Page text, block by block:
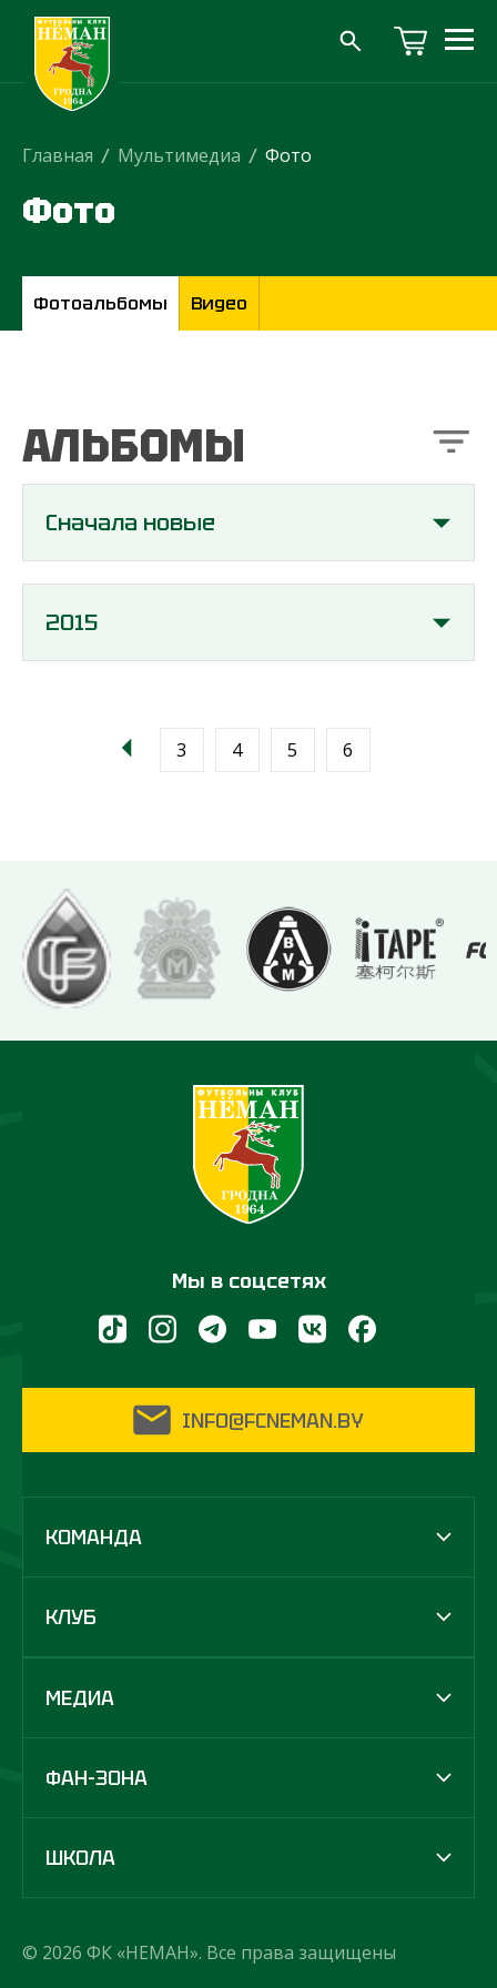
Главная / Мультимедиа / Фото
Фото
Фотоальбомы Видео
АЛЬБОМЫ
Сначала новые
2015
3 4 5 6
Мы в соцсетях
INFO@FCNEMAN.BY
КОМАНДА
КЛУБ
МЕДИА
ФАН-ЗОНА
ШКОЛА
© 2026 ФК «НЕМАН». Все права защищены